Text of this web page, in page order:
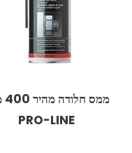
PRO-LINE